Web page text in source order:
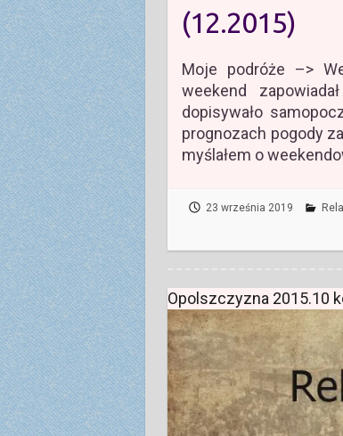
(12.2015)
Moje podróże –>
weekend
dopisywało
prognozach pogody
myślałem o
23 września 2019
Opolszczyzna 2015.10